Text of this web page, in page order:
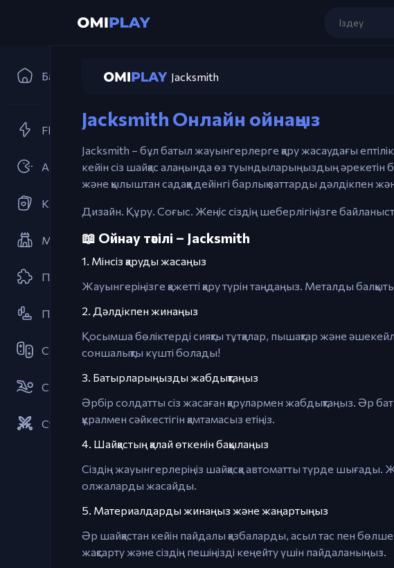
Басты бет
Flash Ойындары
Аркадалар
Карта ойындары
Мұнара Қорғаныс
Пазл
Платформер
Серіктестік
Спорт
Стратегиялар
Jacksmith
Jacksmith Онлайн ойнаңыз
Jacksmith – бұл батыл жауынгерлерге қару жасаудағы
кейін сіз шайқас алаңында өз туындыларыңыздың әрекетін
және қылыштан садаққа дейінгі барлық заттарды дәлдікпен
Дизайн. Құру. Соғыс. Жеңіс сіздің шеберлігіңізге
📖 Ойнау тәсілі – Jacksmith
1. Мінсіз қаруды жасаңыз
Жауынгеріңізге қажетті қару түрін таңдаңыз. Металды
2. Дәлдікпен жинаңыз
Қосымша бөліктерді сияқты тұтқалар, пышақтар және
соншалықты күшті болады!
3. Батырларыңызды жабдықтаңыз
Әрбір солдатты сіз жасаған қарулармен жабдықтаңыз. Әр
құралмен сәйкестігін қамтамасыз етіңіз.
4. Шайқастың қалай өткенін бақылаңыз
Сіздің жауынгерлеріңіз шайқасқа автоматты түрде
олжаларды жасайды.
5. Материалдарды жинаңыз және жаңартыңыз
Әр шайқастан кейін пайдалы қазбаларды, асыл тас пен
жақсарту және сіздің пешіңізді кеңейту үшін пайдаланыңыз.